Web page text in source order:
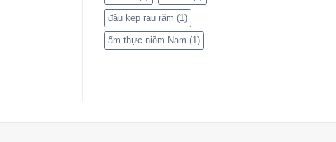
đậu kẹp rau răm (1)
ẩm thực niềm Nam (1)